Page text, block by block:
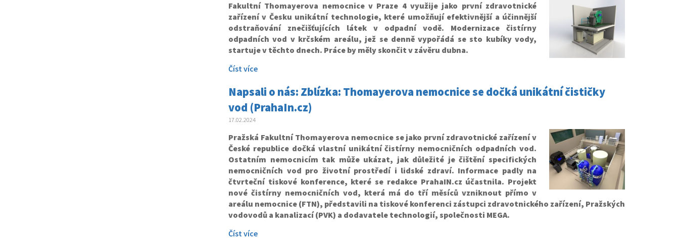
Fakultní Thomayerova nemocnice v Praze 4 využije jako první zdravotnické
zařízení v Česku unikátní technologie, které umožňují efektivnější a účinnější
odstraňování znečišťujících látek v odpadní vodě. Modernizace čistírny
odpadních vod v krčském areálu, jež se denně vypořádá se sto kubíky vody,
startuje v těchto dnech. Práce by měly skončit v závěru dubna.
Číst více
Napsali o nás: Zblízka: Thomayerova nemocnice se dočká unikátní čističky
vod (PrahaIn.cz)
17.02.2024
Pražská Fakultní Thomayerova nemocnice se jako první zdravotnické zařízení v
České republice dočká vlastní unikátní čistírny nemocničních odpadních vod.
Ostatním nemocnicím tak může ukázat, jak důležité je čištění specifických
nemocničních vod pro životní prostředí i lidské zdraví. Informace padly na
čtvrteční tiskové konference, které se redakce PrahaIN.cz účastnila. Projekt
nové čistírny nemocničních vod, která má do tří měsíců vzniknout přímo v
areálu nemocnice (FTN), představili na tiskové konferenci zástupci zdravotnického zařízení, Pražských
vodovodů a kanalizací (PVK) a dodavatele technologií, společnosti MEGA.
Číst více